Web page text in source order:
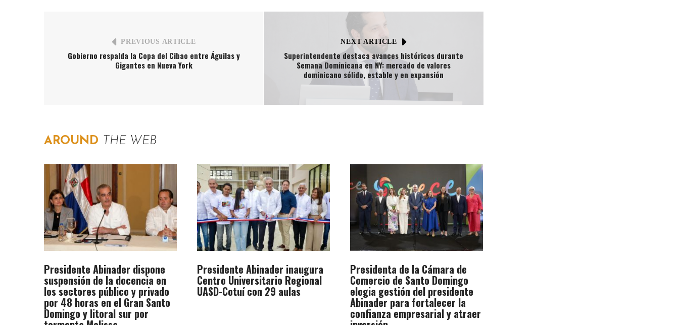
PREVIOUS ARTICLE
Gobierno respalda la Copa del Cibao entre Águilas y
Gigantes en Nueva York
NEXT ARTICLE
Superintendente destaca avances históricos durante
Semana Dominicana en NY: mercado de valores
dominicano sólido, estable y en expansión
AROUND THE WEB
Presidente Abinader dispone
suspensión de la docencia en
los sectores público y privado
por 48 horas en el Gran Santo
Domingo y litoral sur por
Presidente Abinader inaugura
Centro Universitario Regional
UASD-Cotuí con 29 aulas
Presidenta de la Cámara de
Comercio de Santo Domingo
elogia gestión del presidente
Abinader para fortalecer la
confianza empresarial y atraer